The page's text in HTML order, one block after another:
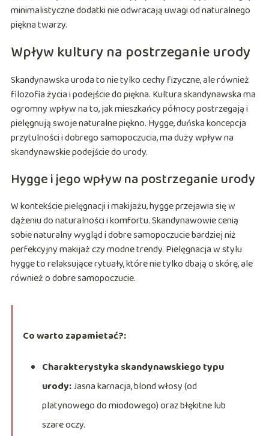
minimalistyczne dodatki nie odwracają uwagi od naturalnego
piękna twarzy.
Wpływ kultury na postrzeganie urody
Skandynawska uroda to nie tylko cechy fizyczne, ale również
filozofia życia i podejście do piękna. Kultura skandynawska ma
ogromny wpływ na to, jak mieszkańcy północy postrzegają i
pielęgnują swoje naturalne piękno. Hygge, duńska koncepcja
przytulności i dobrego samopoczucia, ma duży wpływ na
skandynawskie podejście do urody.
Hygge i jego wpływ na postrzeganie urody
W kontekście pielęgnacji i makijażu, hygge przejawia się w
dążeniu do naturalności i komfortu. Skandynawowie cenią
sobie naturalny wygląd i dobre samopoczucie bardziej niż
perfekcyjny makijaż czy modne trendy. Pielęgnacja w stylu
hygge to relaksujące rytuały, które nie tylko dbają o skórę, ale
również o dobre samopoczucie.
Co warto zapamietać?:
Charakterystyka skandynawskiego typu
urody:Jasna karnacja, blond włosy (od
platynowego do miodowego) oraz błękitne lub
szare oczy.